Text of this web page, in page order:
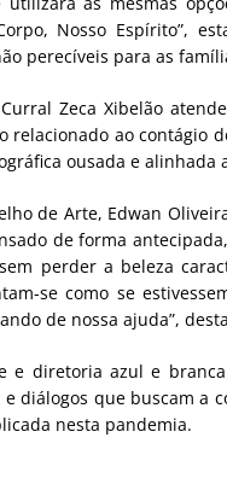
Nosso Espírito”,
perecíveis para as
Zeca Xibelão
ao contágio
ousada e alinhada
de Arte, Edwan
de forma
perder a beleza
se como se
de nossa ajuda”,
e diretoria azul e
diálogos que buscam a
nesta pandemia.